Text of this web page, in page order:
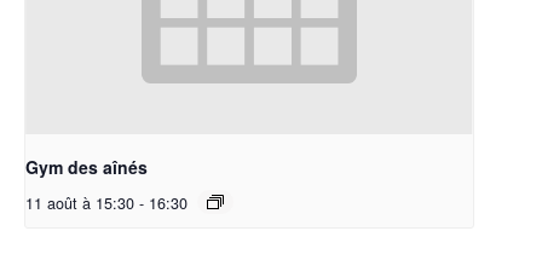
Gym des aînés
11 août à 15:30 - 16:30